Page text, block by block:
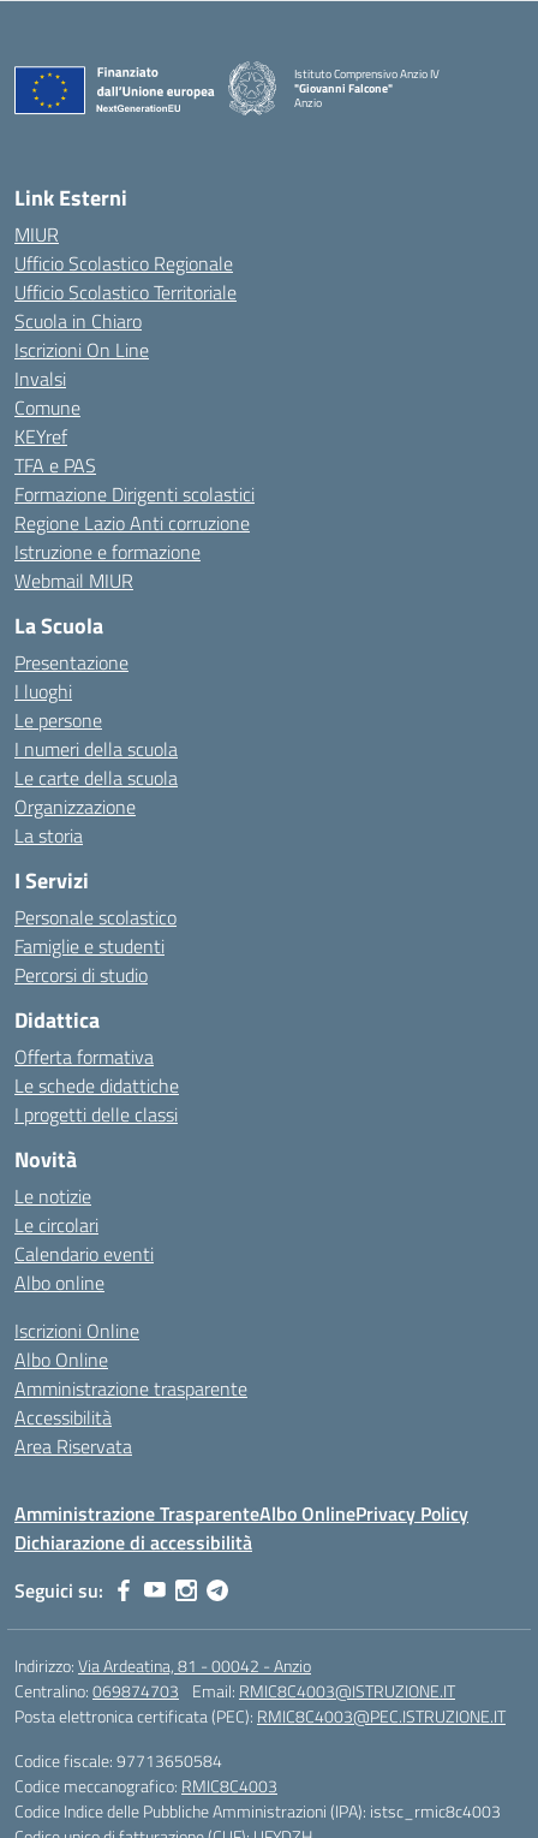
Istituto Comprensivo Anzio IV
"Giovanni Falcone"
Anzio
Link Esterni
MIUR
Ufficio Scolastico Regionale
Ufficio Scolastico Territoriale
Scuola in Chiaro
Iscrizioni On Line
Invalsi
Comune
KEYref
TFA e PAS
Formazione Dirigenti scolastici
Regione Lazio Anti corruzione
Istruzione e formazione
Webmail MIUR
La Scuola
Presentazione
I luoghi
Le persone
I numeri della scuola
Le carte della scuola
Organizzazione
La storia
I Servizi
Personale scolastico
Famiglie e studenti
Percorsi di studio
Didattica
Offerta formativa
Le schede didattiche
I progetti delle classi
Novità
Le notizie
Le circolari
Calendario eventi
Albo online
Iscrizioni Online
Albo Online
Amministrazione trasparente
Accessibilità
Area Riservata
Amministrazione TrasparenteAlbo OnlinePrivacy Policy
Dichiarazione di accessibilità
Seguici su:
Indirizzo:Via Ardeatina, 81 - 00042 - Anzio
Centralino:069874703 Email: RMIC8C4003@ISTRUZIONE.IT
Posta elettronica certificata (PEC): RMIC8C4003@PEC.ISTRUZIONE.IT
Codice fiscale: 97713650584
Codice meccanografico: RMIC8C4003
Codice Indice delle Pubbliche Amministrazioni (IPA): istsc_rmic8c4003